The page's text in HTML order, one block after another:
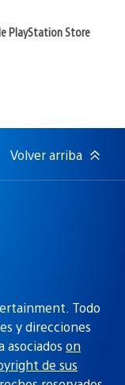
PlayStation Store
Volver arriba
Todo
y direcciones
asociados on
de sus